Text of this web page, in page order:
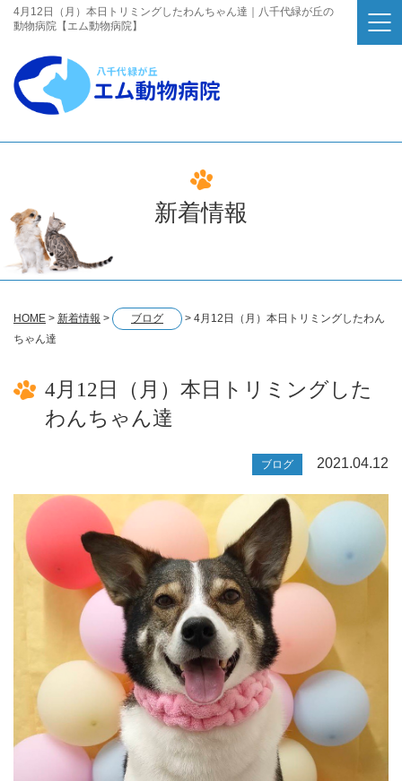
4月12日（月）本日トリミングしたわんちゃん達｜八千代緑が丘の
動物病院【エム動物病院】
新着情報
HOME > 新着情報 > ブログ > 4月12日（月）本日トリミングしたわん
ちゃん達
4月12日（月）本日トリミングした
わんちゃん達
ブログ 2021.04.12